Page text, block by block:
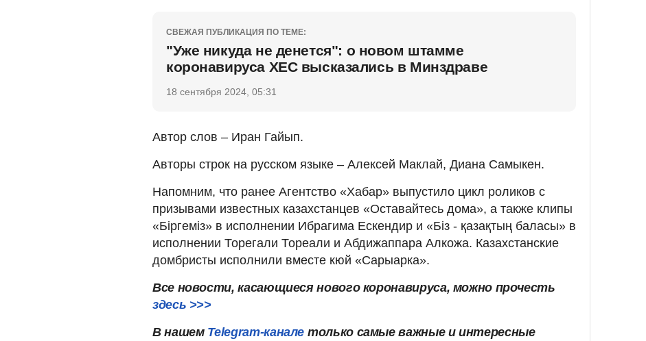
СВЕЖАЯ ПУБЛИКАЦИЯ ПО ТЕМЕ:
"Уже никуда не денется": о новом штамме
коронавируса ХЕС высказались в Минздраве
18 сентября 2024, 05:31
Автор слов – Иран Гайып.
Авторы строк на русском языке – Алексей Маклай, Диана Самыкен.
Напомним, что ранее Агентство «Хабар» выпустило цикл роликов с
призывами известных казахстанцев «Оставайтесь дома», а также клипы
«Біргеміз» в исполнении Ибрагима Ескендир и «Біз - қазақтың баласы» в
исполнении Торегали Тореали и Абдижаппара Алкожа. Казахстанские
домбристы исполнили вместе кюй «Сарыарка».
Все новости, касающиеся нового коронавируса, можно прочесть
здесь >>>
В нашем Telegram-канале только самые важные и интересные